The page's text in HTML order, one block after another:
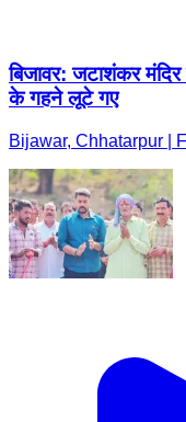
बिजावर: जटाशंकर मंदिर
के गहने लूटे गए
Bijawar, Chhatarpur |